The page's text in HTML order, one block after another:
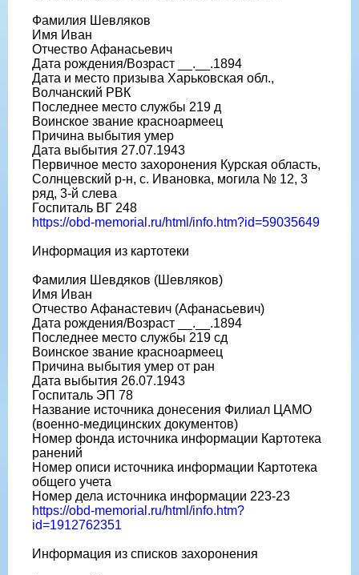
Фамилия Шевляков
Имя Иван
Отчество Афанасьевич
Дата рождения/Возраст __.__.1894
Дата и место призыва Харьковская обл.,
Волчанский РВК
Последнее место службы 219 д
Воинское звание красноармеец
Причина выбытия умер
Дата выбытия 27.07.1943
Первичное место захоронения Курская область,
Солнцевский р-н, с. Ивановка, могила № 12, 3
ряд, 3-й слева
Госпиталь ВГ 248
https://obd-memorial.ru/html/info.htm?id=59035649
Информация из картотеки
Фамилия Шевдяков (Шевляков)
Имя Иван
Отчество Афанастевич (Афанасьевич)
Дата рождения/Возраст __.__.1894
Последнее место службы 219 сд
Воинское звание красноармеец
Причина выбытия умер от ран
Дата выбытия 26.07.1943
Госпиталь ЭП 78
Название источника донесения Филиал ЦАМО
(военно-медицинских документов)
Номер фонда источника информации Картотека
ранений
Номер описи источника информации Картотека
общего учета
Номер дела источника информации 223-23
https://obd-memorial.ru/html/info.htm?
id=1912762351
Информация из списков захоронения